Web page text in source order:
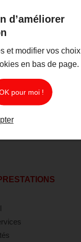
d’améliorer
et modifier vos choix
en bas de page.
pour moi !